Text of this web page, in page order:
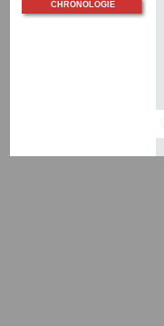
CHRONOLOGIE